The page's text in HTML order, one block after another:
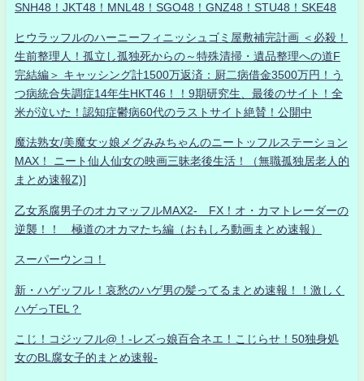
SNH48！JKT48！MNL48！SGO48！GNZ48！STU48！SKE48
ヒウラッフルのハーニーフィニッシュゴミ屋敷補完計画 ＜必殺！
生前整理人！孤立し孤独死からの～特殊清掃・遺品整理への道F
完結編＞ キャッシング計1500万返済：厨二病借金3500万円！う
つ病統合失調症14年生HKT46！！9期研究生、最後のサイト！全
米が泣いた！認知症鬱病60代のラストサイト絶賛！公開中
魔法熟女/美魔女ッ娘メグみみちゃんのニートッフルステーション
MAX！ ニート仙人仙女の映画三昧老後生活！（無職孤独居老人的
まとめ速報Z)]
乙女系腐男子のオカマッフルMAX2- FX！オ・カマトレーダーの
逆襲！！ 極道のオカマたち編（おもしろ動画まとめ速報）
スーパーウンコ！
新・ハゲッフル！哀愁のハゲ男の髪ってるまとめ速報！！激しく
ハゲっTEL？
こじ！コジッフル@！-レズっ娘百合ネエ！こじらせ！50独身処
女のBL腐女子的まとめ速報-